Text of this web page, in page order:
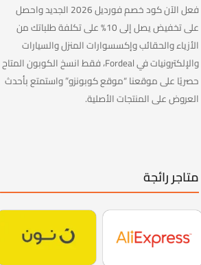
فعل الآن كود خصم فورديل 2026 الجديد واحصل
على تخفيض يصل إلى 10% على تكلفة طلباتك من
الأزياء والحقائب وإكسسوارات المنزل والسيارات
والإلكترونيات في Fordeal، فقط انسخ الكوبون المتاح
حصريًا على موقعنا “موقع كوبونزو” واستمتع بأحدث
العروض على المنتجات الأصلية.
متاجر رائجة